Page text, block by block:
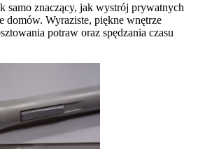
samo znaczący, jak wystrój prywatnych
domów. Wyraziste, piękne wnętrze
potraw oraz spędzania czasu